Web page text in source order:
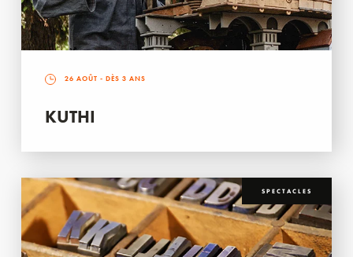
26 AOÛT - DÈS 3 ANS
KUTHI
SPECTACLES